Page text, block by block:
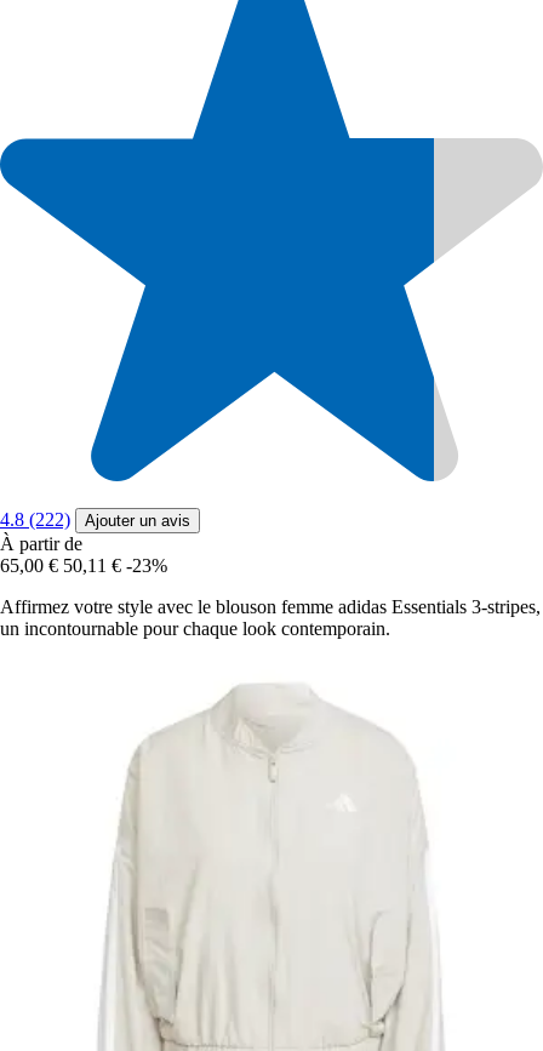
4.8 (222) Ajouter un avis
À partir de
65,00 € 50,11 € -23%
Affirmez votre style avec le blouson femme adidas Essentials 3-stripes,
un incontournable pour chaque look contemporain.